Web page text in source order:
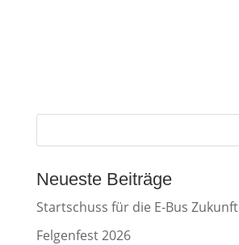
Neueste Beiträge
Startschuss für die E-Bus Zukunft
Felgenfest 2026